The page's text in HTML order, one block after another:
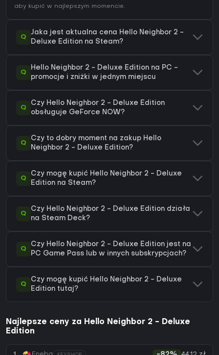
aby kupić w najlepszym momencie.
Q
Jaka jest aktualna cena Hello Neighbor 2 -
Deluxe Edition na Steam?
Q
Hello Neighbor 2 - Deluxe Edition na PC -
promocje i zniżki w jednym miejscu
Q
Czy Hello Neighbor 2 - Deluxe Edition
obsługuje GeForce NOW?
Q
Czy to dobry moment na zakup Hello
Neighbor 2 - Deluxe Edition?
Q
Czy mogę kupić Hello Neighbor 2 - Deluxe
Edition na Steam?
Q
Czy Hello Neighbor 2 - Deluxe Edition działa
na Steam Deck?
Q
Czy Hello Neighbor 2 - Deluxe Edition jest na
PC Game Pass lub w innych subskrypcjach?
Q
Czy mogę kupić Hello Neighbor 2 - Deluxe
Edition tutaj?
Najlepsze ceny za Hello Neighbor 2 - Deluxe
Edition